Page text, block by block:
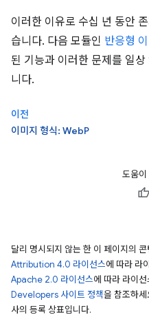
이러한 이유로 수십 년 동안
습니다. 다음 모듈인 반응형 이
된 기능과 이러한 문제를 일
니다.
이전
이미지 형식: WebP
도움이
달리 명시되지 않는 한 이 페이지의
Attribution 4.0 라이선스에 따라 라
Apache 2.0 라이선스에 따라 라이
Developers 사이트 정책을 참조하
사의 등록 상표입니다.